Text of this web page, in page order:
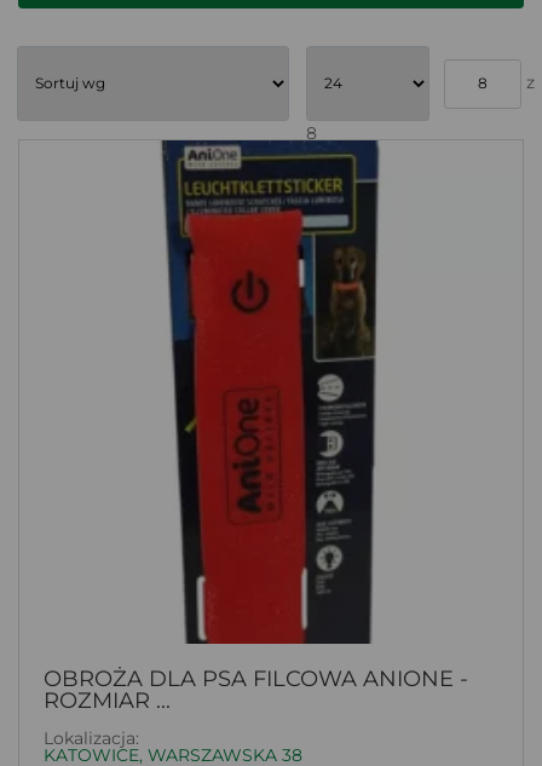
8
OBROŻA DLA PSA FILCOWA ANIONE -
ROZMIAR ...
Lokalizacja:
KATOWICE, WARSZAWSKA 38